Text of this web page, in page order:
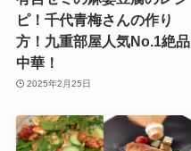
ピ！千代青梅さんの作り
方！九重部屋人気No.1絶品
中華！
2025年2月25日